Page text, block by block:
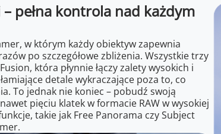
pełna kontrola nad każdym
w którym każdy obiektyw zapewnia
po szczegółowe zbliżenia. Wszystkie trzy
która płynnie łączy zalety wysokich i
detale wykraczające poza to, co
To jednak nie koniec – pobudź swoją
pięciu klatek w formacie RAW w wysokiej
takie jak Free Panorama czy Subject